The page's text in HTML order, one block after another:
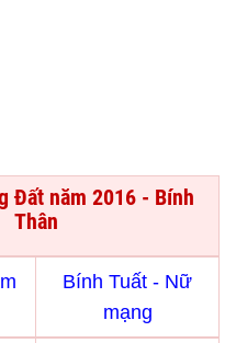
Đất năm 2016 - Bính
Thân
Bính Tuất - Nữ
mạng